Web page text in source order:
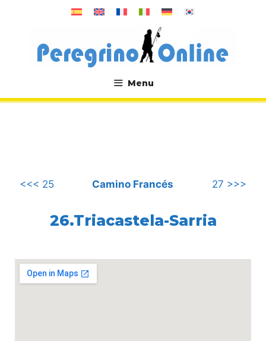
뛰
Menu
.
<<< 25 Camino Francés 27 >>>
26.Triacastela-Sarria